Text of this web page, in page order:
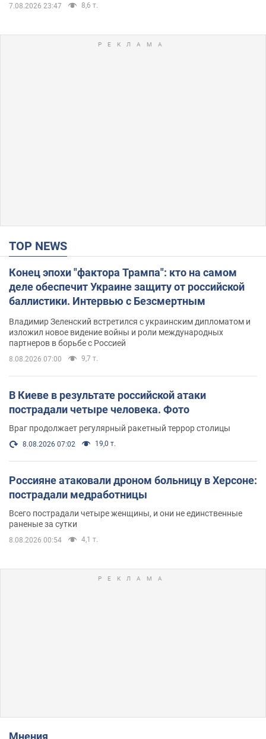
7.08.2026 23:47 8,6 т.
TOP NEWS
Конец эпохи "фактора Трампа": кто на самом
деле обеспечит Украине защиту от российской
баллистики. Интервью с Безсмертным
Владимир Зеленский встретился с украинским дипломатом и
изложил новое видение войны и роли международных
партнеров в борьбе с Россией
8.08.2026 07:00 9,7 т.
В Киеве в результате российской атаки
пострадали четыре человека. Фото
Враг продолжает регулярный ракетный террор столицы
8.08.2026 07:02 19,0 т.
Россияне атаковали дроном больницу в Херсоне:
пострадали медработницы
Всего пострадали четыре женщины, и они не единственные
раненые за сутки
8.08.2026 00:54 4,1 т.
Мнения